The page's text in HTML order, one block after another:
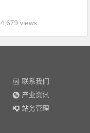
4,679 views
联系我们
产业资讯
站务管理